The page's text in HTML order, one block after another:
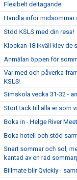
Flexibelt deltagande
Handla inför midsommar
Stöd KSLS med din resa!
Klockan 18 ikväll klev de
Anmälan öppen för
Var med och påverka
KSLS!
Simskola vecka 31-32 -
Stort tack till alla er som
Boka in - Helge River
Boka hotell och stöd
Snart sommar och sol,
kantad av en rad
Billmate blir Qvickly -